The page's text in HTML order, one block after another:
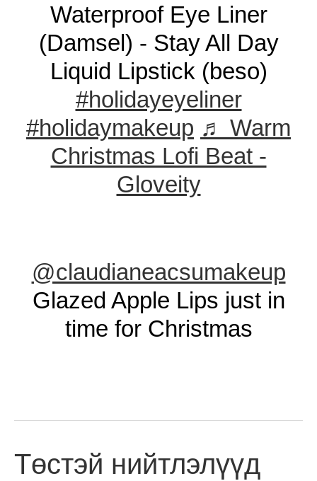
Waterproof Eye Liner
(Damsel) - Stay All Day
Liquid Lipstick (beso)
#holidayeyeliner
#holidaymakeup ♬ Warm
Christmas Lofi Beat -
Gloveity
@claudianeacsumakeup
Glazed Apple Lips just in
time for Christmas
Төстэй нийтлэлүүд